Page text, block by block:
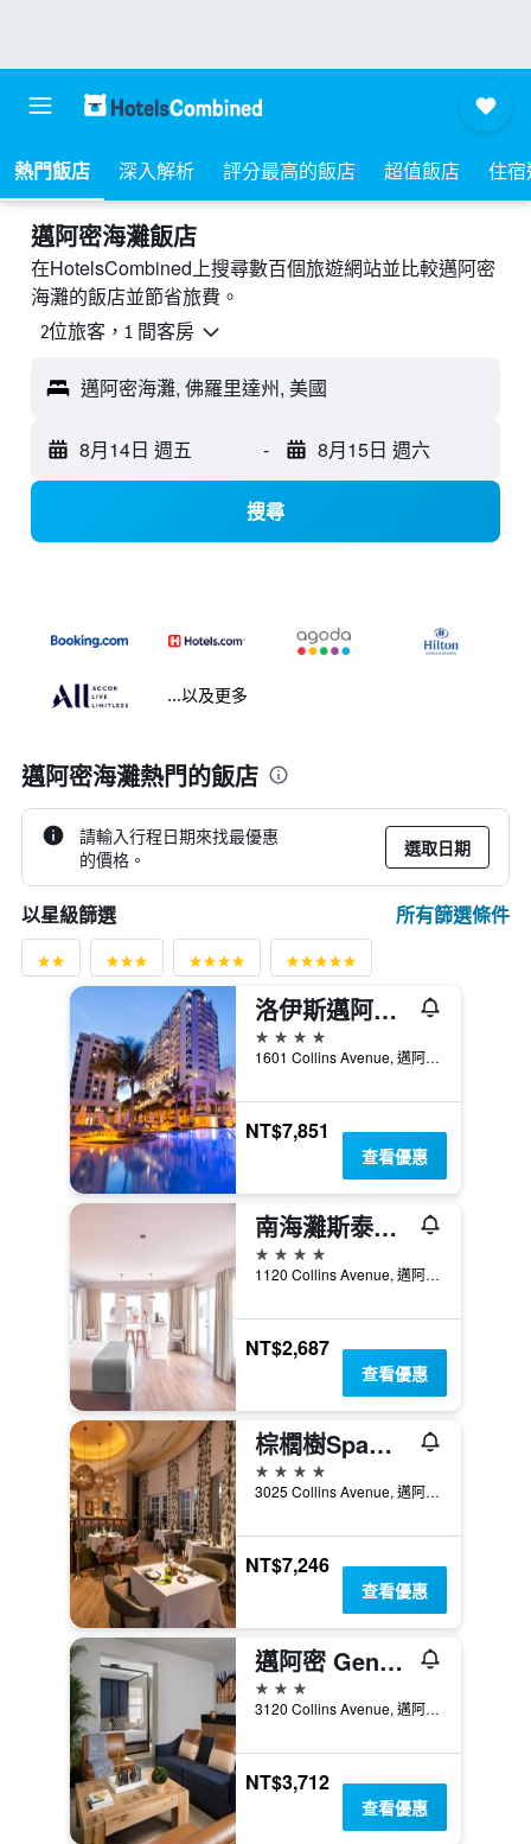
熱門飯店 深入解析 評分最高的飯店 超值飯店 住
邁阿密海灘飯店
在HotelsCombined上搜尋數百個旅遊網站並比較邁阿密
海灘的飯店並節省旅費。
2位旅客，1 間客房
邁阿密海灘, 佛羅里達州, 美國
8月14日 週五 - 8月15日 週六
搜尋
...以及更多
邁阿密海灘熱門的飯店
請輸入行程日期來找最優惠
的價格。
選取日期
以星級篩選 所有篩選條件
洛伊斯邁阿密海灘酒店
4星級
1601 Collins Avenue, 邁阿密海灘, FL, 美國
NT$7,851
查看優惠
南海灘斯泰爾斯酒店 - 邁阿密海灘
4星級
1120 Collins Avenue, 邁阿密海灘, FL, 美國
NT$2,687
查看優惠
棕櫚樹Spa酒店
4星級
3025 Collins Avenue, 邁阿密海灘, FL, 美國
NT$7,246
查看優惠
邁阿密 Generator
3星級
3120 Collins Avenue, 邁阿密海灘, FL, 美國
NT$3,712
查看優惠